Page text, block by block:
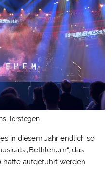
Terstegen
in diesem Jahr endlich so
„Bethlehem“, das
hätte aufgeführt werden